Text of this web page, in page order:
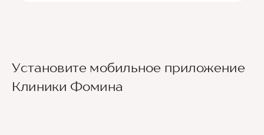
Установите мобильное приложение
Клиники Фомина